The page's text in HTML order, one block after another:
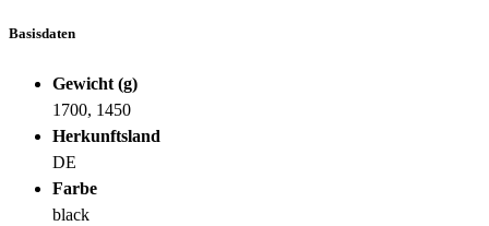
Basisdaten
Gewicht (g)
1700, 1450
Herkunftsland
DE
Farbe
black